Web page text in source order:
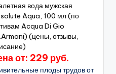
вода мужская
Aqua, 100 мл (по
Acqua Di Gio
(цены, отзывы,
от: 229 руб.
плоды трудов от